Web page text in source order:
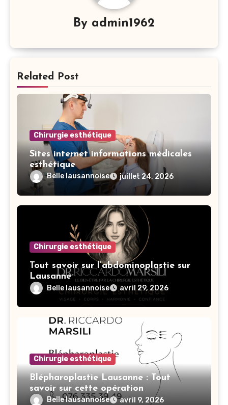
By admin1962
Related Post
Chirurgie esthétique
Sites internet informations médicales
esthétique
Belle lausannoise juillet 24, 2026
Chirurgie esthétique
Tout savoir sur l’abdominoplastie sur
Lausanne
Belle lausannoise avril 29, 2026
Chirurgie esthétique
Blépharoplastie Lausanne : Tout
savoir sur cette opération
Belle lausannoise avril 9, 2026